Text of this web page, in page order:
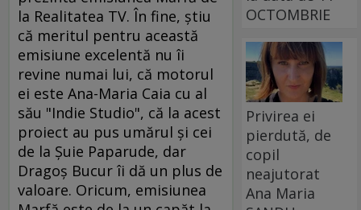
la Realitatea TV. În fine, ştiu
că meritul pentru această
emisiune excelentă nu îi
revine numai lui, că motorul
ei este Ana-Maria Caia cu al
său "Indie Studio", că la acest
proiect au pus umărul şi cei
de la Şuie Paparude, dar
Dragoş Bucur îi dă un plus de
valoare. Oricum, emisiunea
OCTOMBRIE
Privirea ei
pierdută, de
copil
neajutorat
Ana Maria